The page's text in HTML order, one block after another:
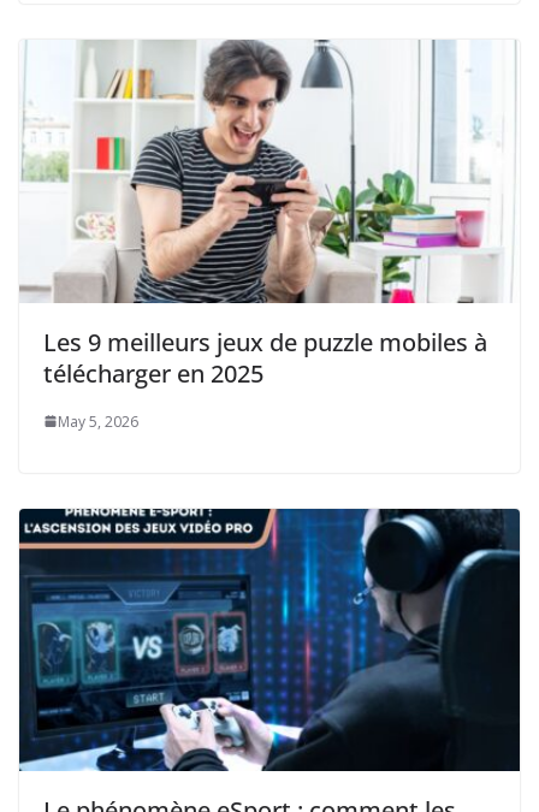
Les 9 meilleurs jeux de puzzle mobiles à
télécharger en 2025
May 5, 2026